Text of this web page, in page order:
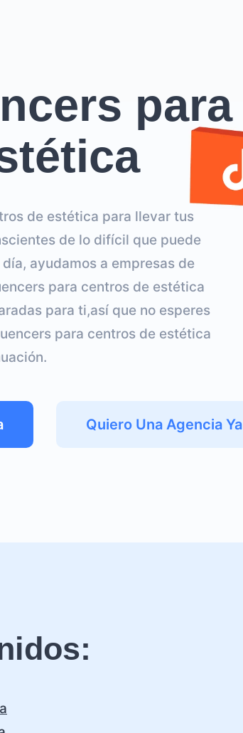
para
de estética para llevar tus
de lo difícil que puede
ayudamos a empresas de
para centros de estética
para ti,así que no esperes
para centros de estética
Quiero Una Agencia Ya